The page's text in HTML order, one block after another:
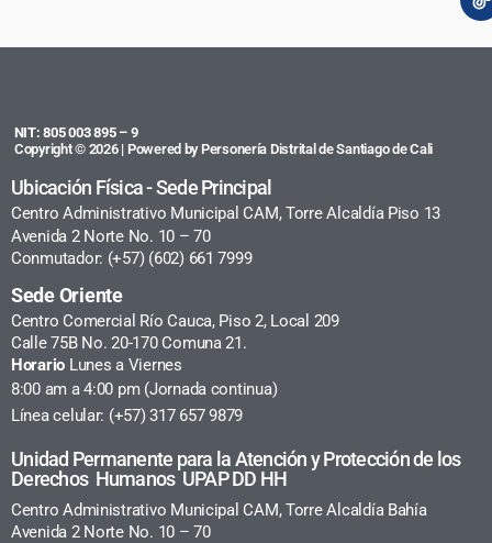
NIT: 805 003 895 – 9
Copyright © 2026 | Powered by Personería Distrital de Santiago de Cali
Ubicación Física - Sede Principal
Centro Administrativo Municipal CAM, Torre Alcaldía Piso 13
Avenida 2 Norte No. 10 – 70
Conmutador: (+57) (602) 661 7999
Sede Oriente
Centro Comercial Río Cauca, Piso 2, Local 209
Calle 75B No. 20-170 Comuna 21.
Horario Lunes a Viernes
8:00 am a 4:00 pm (Jornada continua)
Línea celular: (+57) 317 657 9879
Unidad Permanente para la Atención y Protección de los
Derechos Humanos UPAP DD HH
Centro Administrativo Municipal CAM, Torre Alcaldía Bahía
Avenida 2 Norte No. 10 – 70